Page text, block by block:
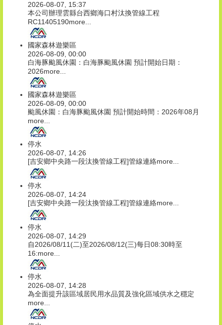
2026-08-07, 15:37
本公司辦理雲縣台西鄉海口村汰換管線工程
RC11405190more...
國家森林遊樂區
2026-08-09, 00:00
白海豚颱風休園：白海豚颱風休園 預計開始日期：
2026more...
國家森林遊樂區
2026-08-09, 00:00
颱風休園：白海豚颱風休園 預計開始時間：2026年08月
more...
停水
2026-08-07, 14:26
[吉安鄉中央路一段汰換管線工程]管線連絡more...
停水
2026-08-07, 14:24
[吉安鄉中央路一段汰換管線工程]管線連絡more...
停水
2026-08-07, 14:29
自2026/08/11(二)至2026/08/12(三)每日08:30時至
16:more...
停水
2026-08-07, 14:28
為全面提升該區域居民用水品質及強化區域供水之穩定
more...